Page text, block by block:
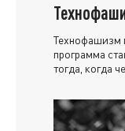
Технофашизм
программа
тогда, когда